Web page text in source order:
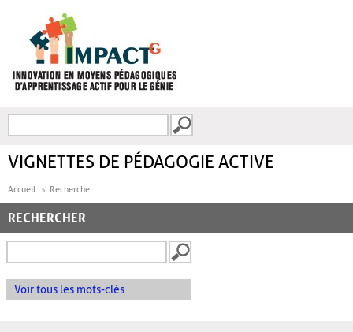
FORMULAIRE DE
VIGNETTES DE PÉDAGOGIE ACTIVE
Accueil Recherche
RECHERCHER
Voir tous les mots-clés